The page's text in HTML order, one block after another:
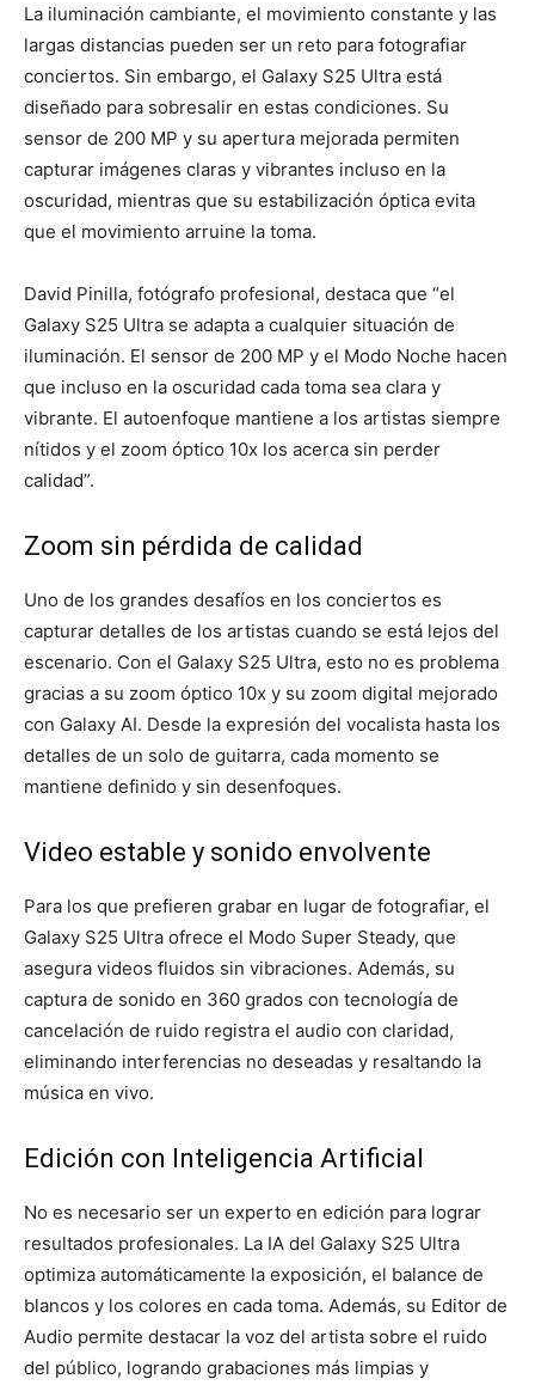
La iluminación cambiante, el movimiento constante y las
largas distancias pueden ser un reto para fotografiar
conciertos. Sin embargo, el Galaxy S25 Ultra está
diseñado para sobresalir en estas condiciones. Su
sensor de 200 MP y su apertura mejorada permiten
capturar imágenes claras y vibrantes incluso en la
oscuridad, mientras que su estabilización óptica evita
que el movimiento arruine la toma.
David Pinilla, fotógrafo profesional, destaca que “el
Galaxy S25 Ultra se adapta a cualquier situación de
iluminación. El sensor de 200 MP y el Modo Noche hacen
que incluso en la oscuridad cada toma sea clara y
vibrante. El autoenfoque mantiene a los artistas siempre
nítidos y el zoom óptico 10x los acerca sin perder
calidad”.
Zoom sin pérdida de calidad
Uno de los grandes desafíos en los conciertos es
capturar detalles de los artistas cuando se está lejos del
escenario. Con el Galaxy S25 Ultra, esto no es problema
gracias a su zoom óptico 10x y su zoom digital mejorado
con Galaxy AI. Desde la expresión del vocalista hasta los
detalles de un solo de guitarra, cada momento se
mantiene definido y sin desenfoques.
Video estable y sonido envolvente
Para los que prefieren grabar en lugar de fotografiar, el
Galaxy S25 Ultra ofrece el Modo Super Steady, que
asegura videos fluidos sin vibraciones. Además, su
captura de sonido en 360 grados con tecnología de
cancelación de ruido registra el audio con claridad,
eliminando interferencias no deseadas y resaltando la
música en vivo.
Edición con Inteligencia Artificial
No es necesario ser un experto en edición para lograr
resultados profesionales. La IA del Galaxy S25 Ultra
optimiza automáticamente la exposición, el balance de
blancos y los colores en cada toma. Además, su Editor de
Audio permite destacar la voz del artista sobre el ruido
del público, logrando grabaciones más limpias y